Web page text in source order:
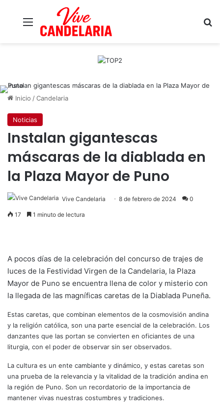
Inicio /Candelaria
Noticias
Instalan gigantescas
máscaras de la diablada en
la Plaza Mayor de Puno
Vive Candelaria 8 de febrero de 2024 0
17 1 minuto de lectura
A pocos días de la celebración del concurso de trajes de
luces de la Festividad Virgen de la Candelaria, la Plaza
Mayor de Puno se encuentra llena de color y misterio con
la llegada de las magníficas caretas de la Diablada Puneña.
Estas caretas, que combinan elementos de la cosmovisión andina
y la religión católica, son una parte esencial de la celebración. Los
danzantes que las portan se convierten en oficiantes de una
liturgia, con el poder de observar sin ser observados.
La cultura es un ente cambiante y dinámico, y estas caretas son
una prueba de la relevancia y la vitalidad de la tradición andina en
la región de Puno. Son un recordatorio de la importancia de
mantener vivas nuestras costumbres y tradiciones.